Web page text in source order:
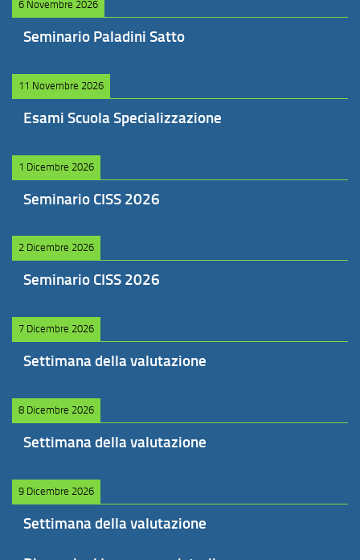
6 Novembre 2026
Seminario Paladini Satto
11 Novembre 2026
Esami Scuola Specializzazione
1 Dicembre 2026
Seminario CISS 2026
2 Dicembre 2026
Seminario CISS 2026
7 Dicembre 2026
Settimana della valutazione
8 Dicembre 2026
Settimana della valutazione
9 Dicembre 2026
Settimana della valutazione